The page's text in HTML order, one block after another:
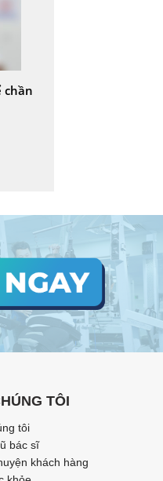
chần
TÔI
tôi
bác sĩ
khách hàng